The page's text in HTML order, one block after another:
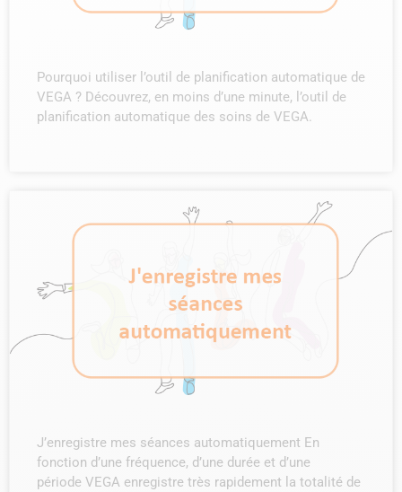
Pourquoi utiliser l’outil de planification automatique de
VEGA ? Découvrez, en moins d’une minute, l’outil de
planification automatique des soins de VEGA.
J’enregistre mes séances automatiquement En
fonction d’une fréquence, d’une durée et d’une
période VEGA enregistre très rapidement la totalité de